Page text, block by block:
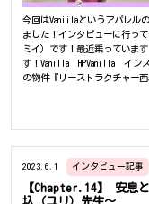
今回はVaniilaというアパレル
ました！インタビューに行っ
ミイ）です！最近乗っていま
す！Vanilla HPVanilla インス
の物件『リーストラクチャー
28号』になります。※今回ご契約
いて】〜店舗の特徴は？～酒
を揃えています。』『ほとん
と思った物を選んで仕入れて
みにターゲット層はどのあた
ズもありますが今のところは
ね』『20代の若い方はあまり
2023.6.1 インタビュー記事
【Chapter.14】 安息
圦（ユリ）先生～